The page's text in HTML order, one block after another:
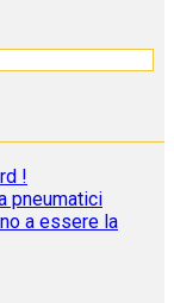
!
pneumatici
a essere la